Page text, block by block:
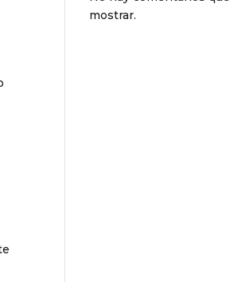
mostrar.